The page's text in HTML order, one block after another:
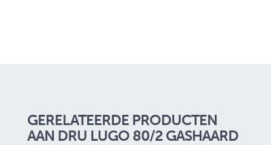
GERELATEERDE PRODUCTEN
AAN DRU LUGO 80/2 GASHAARD